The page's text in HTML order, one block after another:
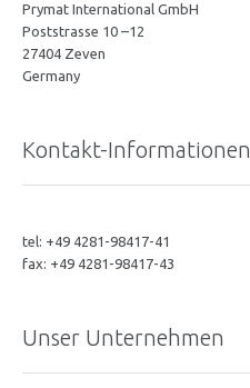
Prymat International GmbH
Poststrasse 10 –12
27404 Zeven
Germany
Kontakt-Informationen
tel: +49 4281-98417-41
fax: +49 4281-98417-43
Unser Unternehmen